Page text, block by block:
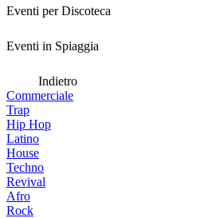
Eventi per Discoteca
Eventi in Spiaggia
Indietro
Commerciale
Trap
Hip Hop
Latino
House
Techno
Revival
Afro
Rock